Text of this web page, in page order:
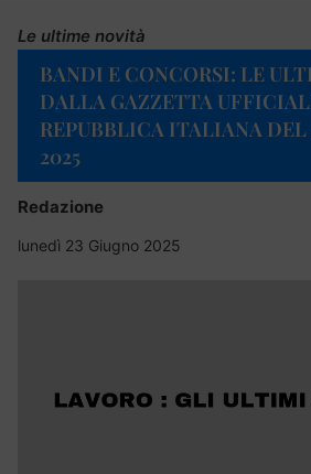
Le ultime novità
BANDI E CONCORSI: LE
DALLA GAZZETTA
REPUBBLICA ITALIANA DEL
2025
Redazione
lunedì 23 Giugno 2025